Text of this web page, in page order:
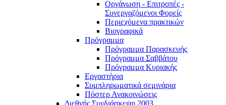
Οργάνωση - Επιτροπές -
Συνεργαζόμενοι Φορείς
Περιεχόμενα πρακτικών
Βιογραφικά
Πρόγραμμα
Πρόγραμμα Παρασκευής
Πρόγραμμα Σαββάτου
Πρόγραμμα Κυριακής
Εργαστήρια
Συμπληρωματικά σεμινάρια
Πόστερ Ανακοινώσεις
Διεθνής Συνδιάσκεψη 2003